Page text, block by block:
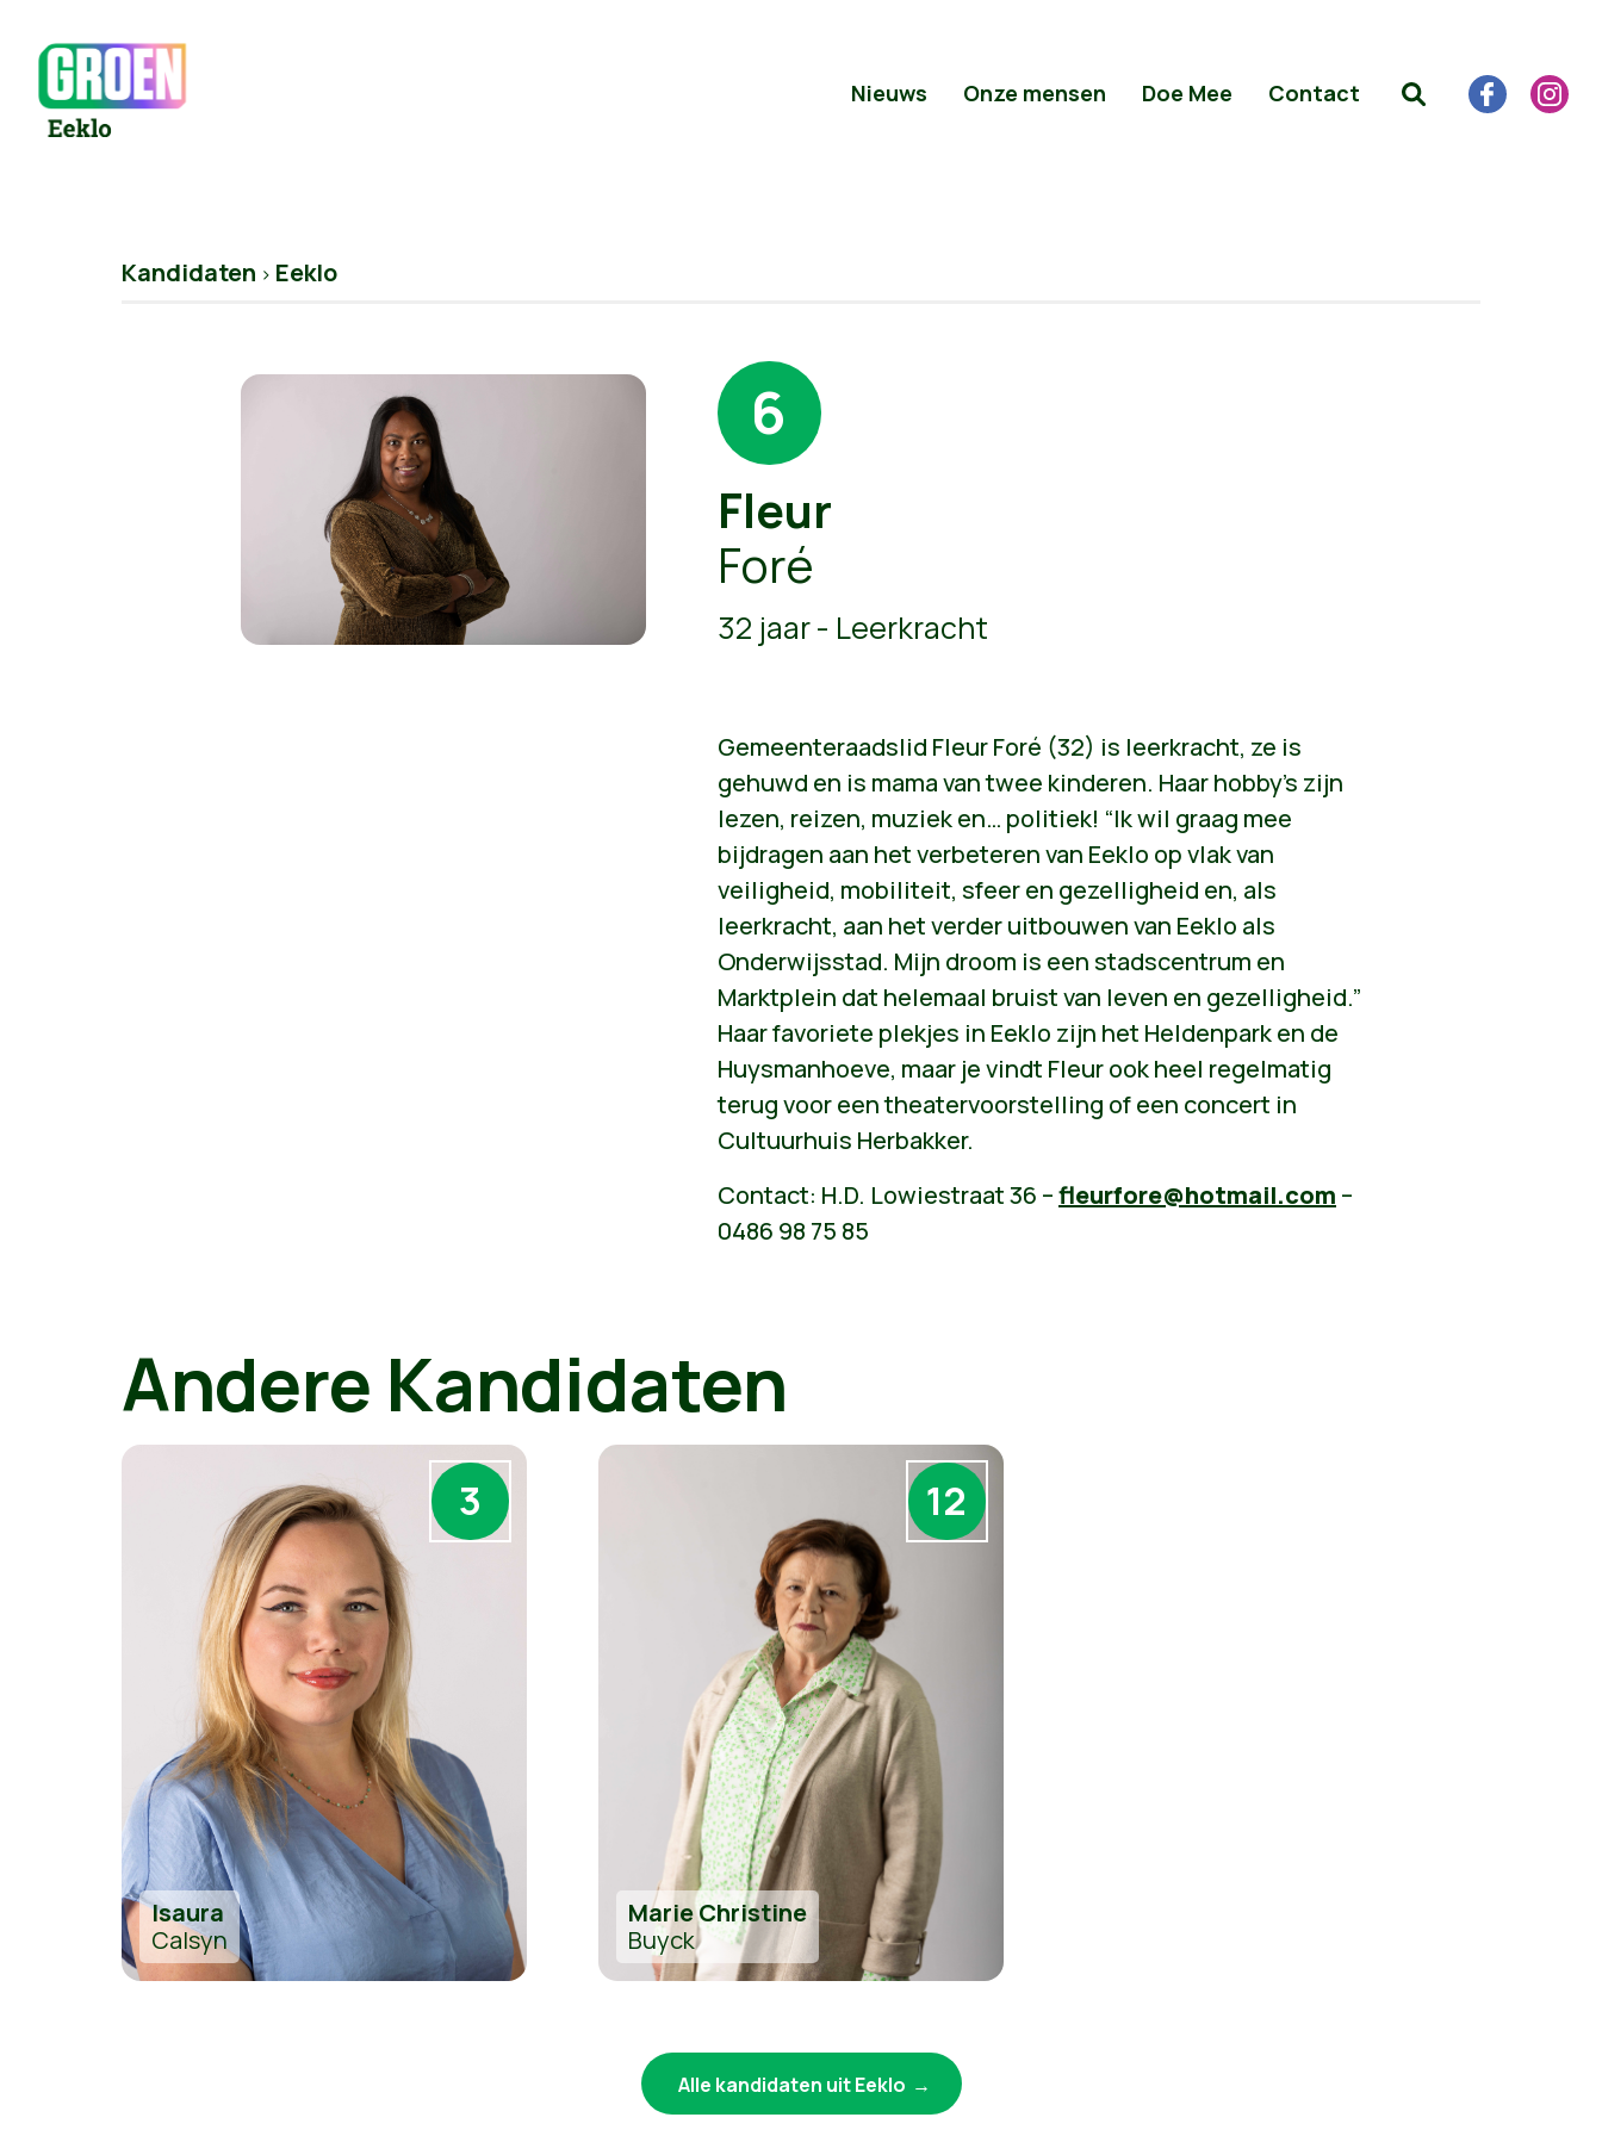
Nieuws Onze mensen Doe Mee Contact
Kandidaten > Eeklo
6
Fleur
Foré
32 jaar - Leerkracht
Gemeenteraadslid Fleur Foré (32) is leerkracht, ze is
gehuwd en is mama van twee kinderen. Haar hobby’s zijn
lezen, reizen, muziek en… politiek! “Ik wil graag mee
bijdragen aan het verbeteren van Eeklo op vlak van
veiligheid, mobiliteit, sfeer en gezelligheid en, als
leerkracht, aan het verder uitbouwen van Eeklo als
Onderwijsstad. Mijn droom is een stadscentrum en
Marktplein dat helemaal bruist van leven en gezelligheid.”
Haar favoriete plekjes in Eeklo zijn het Heldenpark en de
Huysmanhoeve, maar je vindt Fleur ook heel regelmatig
terug voor een theatervoorstelling of een concert in
Cultuurhuis Herbakker.
Contact: H.D. Lowiestraat 36 –fleurfore@hotmail.com –
0486 98 75 85
Andere Kandidaten
3
Isaura
Calsyn
12
Marie Christine
Buyck
Alle kandidaten uit Eeklo